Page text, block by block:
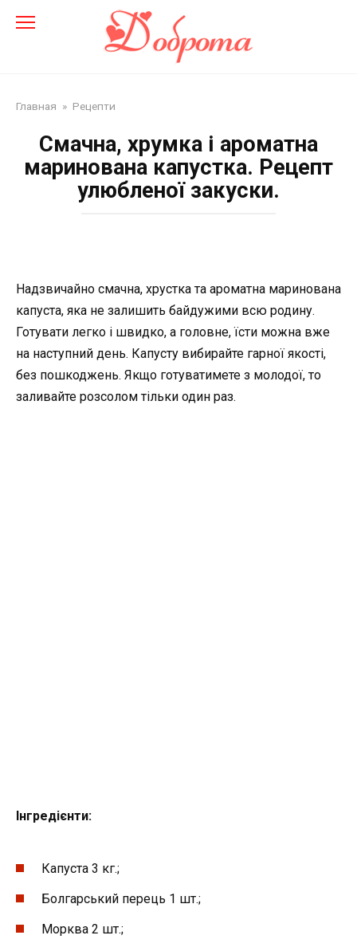
Главная » Рецепти
Смачна, хрумка і ароматна
маринована капустка. Рецепт
улюбленої закуски.
Надзвичайно смачна, хрустка та ароматна маринована
капуста, яка не залишить байдужими всю родину.
Готувати легко і швидко, а головне, їсти можна вже
на наступний день. Капусту вибирайте гарної якості,
без пошкоджень. Якщо готуватимете з молодої, то
заливайте розсолом тільки один раз.
Інгредієнти:
Капуста 3 кг.;
Болгарський перець 1 шт.;
Морква 2 шт.;